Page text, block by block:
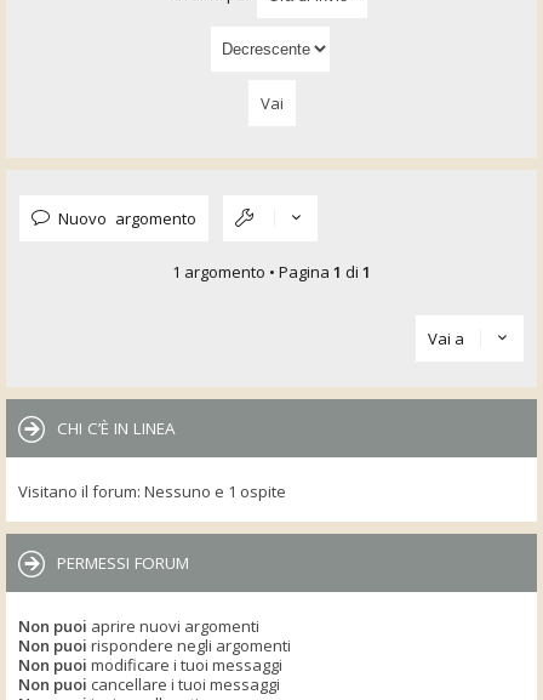
Nuovo argomento
1 argomento • Pagina 1 di 1
Vai a
CHI C’È IN LINEA
Visitano il forum: Nessuno e 1 ospite
PERMESSI FORUM
Non puoi aprire nuovi argomenti
Non puoi rispondere negli argomenti
Non puoi modificare i tuoi messaggi
Non puoi cancellare i tuoi messaggi